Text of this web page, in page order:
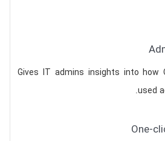
Gives IT admins insights into how
used
One-